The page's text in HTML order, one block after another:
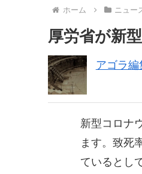
ホーム ニュー
厚労省が新
アゴラ編
新型コロナ
ます。致死
ているとし